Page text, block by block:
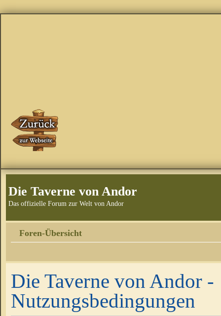
Die Taverne von Andor
Das offizielle Forum zur Welt von Andor
Foren-Übersicht
Die Taverne von Andor -
Nutzungsbedingungen